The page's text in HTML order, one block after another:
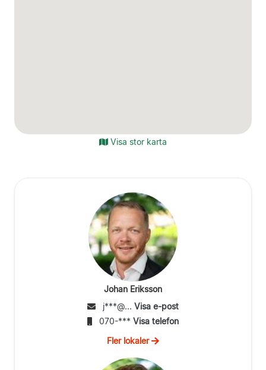
Visa stor karta
Johan Eriksson
j***@... Visa e-post
070-*** Visa telefon
Fler lokaler